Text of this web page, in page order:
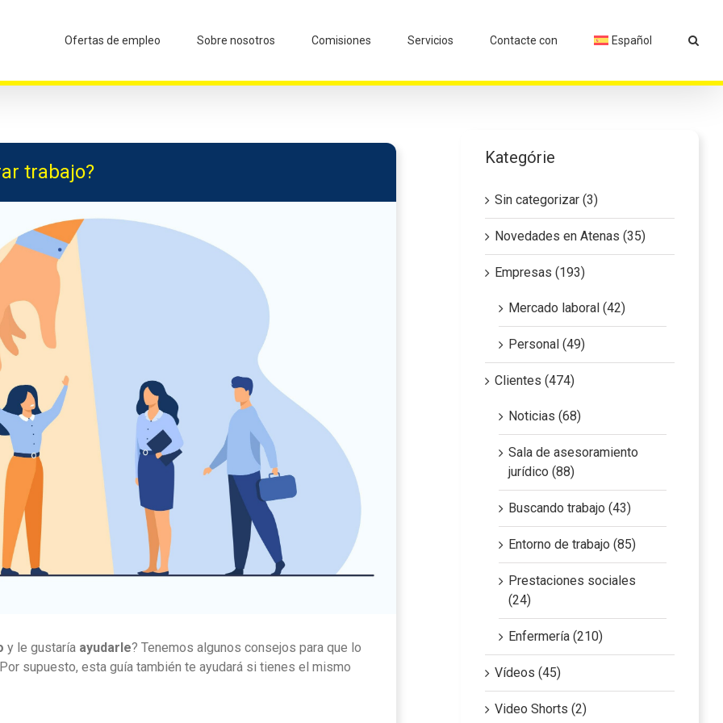
Ofertas de empleo Sobre nosotros Comisiones Servicios Contacte con Español
trabajo?
y le gustaría ayudarle? Tenemos algunos consejos para que lo
supuesto, esta guía también te ayudará si tienes el mismo
Kategórie
Sin categorizar (3)
Novedades en Atenas (35)
Empresas (193)
Mercado laboral (42)
Personal (49)
Clientes (474)
Noticias (68)
Sala de asesoramiento
jurídico (88)
Buscando trabajo (43)
Entorno de trabajo (85)
Prestaciones sociales
(24)
Enfermería (210)
Vídeos (45)
Video Shorts (2)